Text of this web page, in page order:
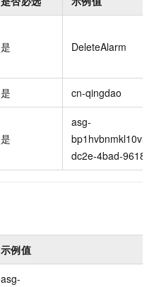
是 DeleteAlarm
是 cn-qingdao
是
asg-
dc2e-4bad-9618-
示例值
asg-